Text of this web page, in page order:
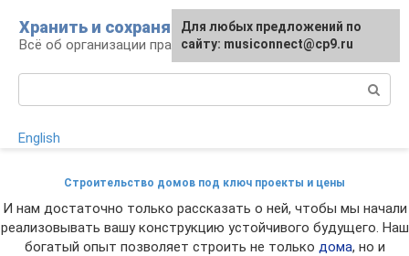
контенту
Хранить и сохранять
Всё об организации правильного хранения
English
Строительство домов под ключ проекты и цены
И нам достаточно только рассказать о ней, чтобы мы начали
реализовывать вашу конструкцию устойчивого будущего. Наш
богатый опыт позволяет строить не только дома, но и
Для любых предложений по
сайту: musiconnect@cp9.ru